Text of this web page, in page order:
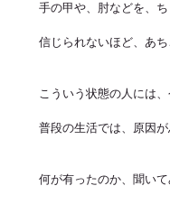
手の甲や、肘などを、
信じられないほど、あ
こういう状態の人には
普段の生活では、原因
何が有ったのか、聞いて